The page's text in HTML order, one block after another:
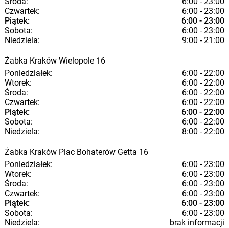
Czwartek:
6:00 - 23:00
Piątek:
6:00 - 23:00
Sobota:
6:00 - 23:00
Niedziela:
9:00 - 21:00
Żabka Kraków Wielopole 16
Poniedziałek:
6:00 - 22:00
Wtorek:
6:00 - 22:00
Środa:
6:00 - 22:00
Czwartek:
6:00 - 22:00
Piątek:
6:00 - 22:00
Sobota:
6:00 - 22:00
Niedziela:
8:00 - 22:00
Żabka Kraków Plac Bohaterów Getta 16
Poniedziałek:
6:00 - 23:00
Wtorek:
6:00 - 23:00
Środa:
6:00 - 23:00
Czwartek:
6:00 - 23:00
Piątek:
6:00 - 23:00
Sobota:
6:00 - 23:00
Niedziela:
brak informacji